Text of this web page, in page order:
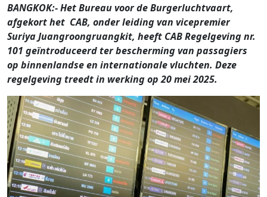
BANGKOK:- Het Bureau voor de Burgerluchtvaart,
afgekort het CAB, onder leiding van vicepremier
Suriya Juangroongruangkit, heeft CAB Regelgeving nr.
101 geïntroduceerd ter bescherming van passagiers
op binnenlandse en internationale vluchten. Deze
regelgeving treedt in werking op 20 mei 2025.